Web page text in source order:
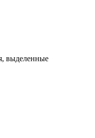
выделенные